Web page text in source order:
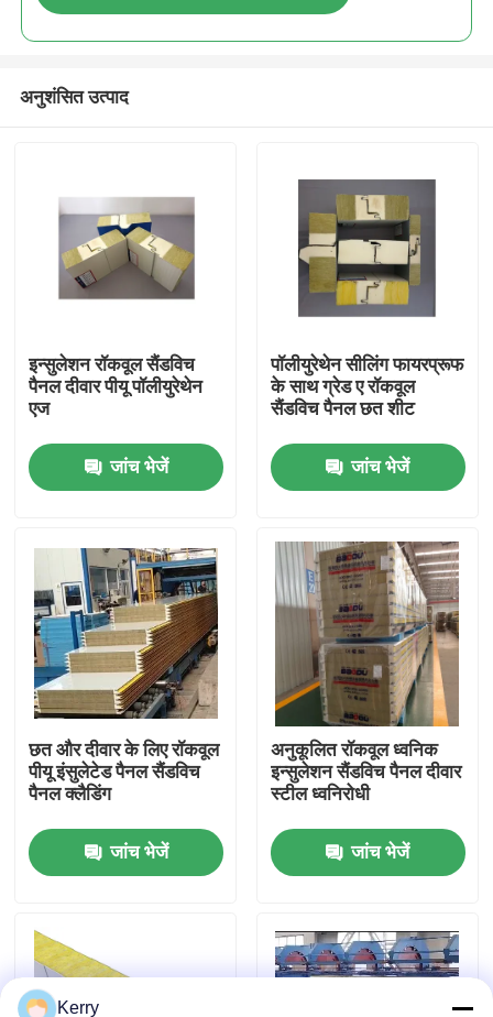
घर
उत्पादों
कारखाना भ्रमण
गुणवत्ता नियंत्रण
एक उद्धरण का अनुरोध करें
इस्पात संरचना भवन
इस्पात संरचना गोदाम
इस्पात संरचना कार्यशाला
अनुशंसित उत्पाद
इन्सुलेशन रॉकवूल सैंडविच
पैनल दीवार पीयू पॉलीयुरेथेन
एज
जांच भेजें
पॉलीयुरेथेन सीलिंग फायरप्रूफ
के साथ ग्रेड ए रॉकवूल
सैंडविच पैनल छत शीट
जांच भेजें
छत और दीवार के लिए रॉकवूल
पीयू इंसुलेटेड पैनल सैंडविच
पैनल क्लैडिंग
जांच भेजें
अनुकूलित रॉकवूल ध्वनिक
इन्सुलेशन सैंडविच पैनल दीवार
स्टील ध्वनिरोधी
जांच भेजें
Kerry